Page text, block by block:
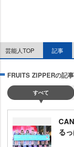
芸能人TOP 記事
FRUITS ZIPPERの記
すべて
る